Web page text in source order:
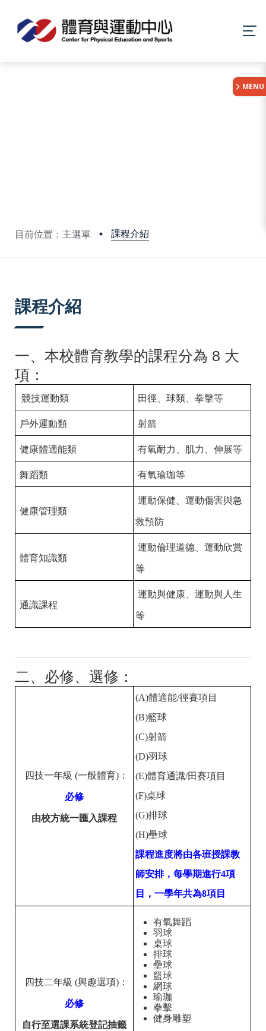
目前位置：主選單 課程介紹
MENU
課程介紹
一、本校體育教學的課程分為 8 大
項：
競技運動類 田徑、球類、拳擊等
戶外運動類 射箭
健康體適能類 有氧耐力、肌力、伸展等
舞蹈類 有氧瑜珈等
健康管理類
運動保健、運動傷害與急
救預防
體育知識類
運動倫理道德、運動欣賞
等
通識課程
運動與健康、運動與人生
等
二、必修、選修：
四技一年級 (一般體育)：
必修
由校方統一匯入課程
(A)體適能/徑賽項目
(B)籃球
(C)射箭
(D)羽球
(E)體育通識/田賽項目
(F)桌球
(G)排球
(H)壘球
課程進度將由各班授課教
師安排，每學期進行4項
目，一學年共為8項目
四技二年級 (興趣選項)：
必修
自行至選課系統登記抽籤
有氧舞蹈
羽球
桌球
排球
壘球
籃球
網球
瑜珈
拳擊
健身雕塑